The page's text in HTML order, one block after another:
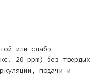
или слабо
20 ppm) без твердых
подачи и